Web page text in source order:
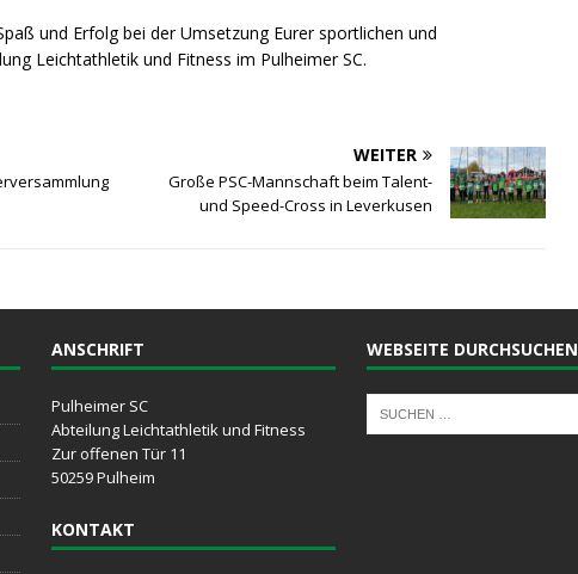
und Erfolg bei der Umsetzung Eurer sportlichen und
Leichtathletik und Fitness im Pulheimer SC.
WEITER
Große PSC-Mannschaft beim Talent-
und Speed-Cross in Leverkusen
ANSCHRIFT
Pulheimer SC
Abteilung Leichtathletik und Fitness
Zur offenen Tür 11
50259 Pulheim
KONTAKT
WEBSEITE DURCHSUCHEN